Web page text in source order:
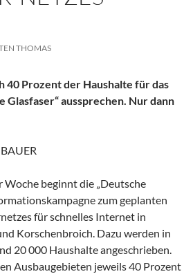
THOMAS
40 Prozent der Haushalte für das
Glasfaser“ aussprechen. Nur dann
Woche beginnt die „Deutsche
zum geplanten
für schnelles Internet in
Korschenbroich. Dazu werden in
20 000 Haushalte angeschrieben.
Ausbaugebieten jeweils 40 Prozent